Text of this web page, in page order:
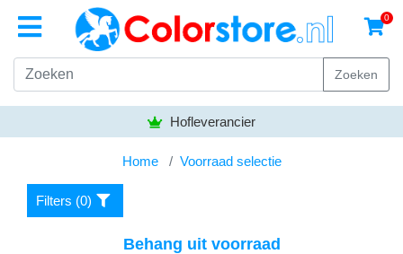
0
Zoeken
Home Voorraad selectie
Filters (0)
Behang uit voorraad